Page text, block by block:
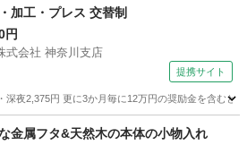
加工・プレス 交替制
円
式会社 神奈川支店
提携サイト
深夜2,375円 更に3か月毎に12万円の奨励金を含む
金属フタ&天然木の本体の小物入れ